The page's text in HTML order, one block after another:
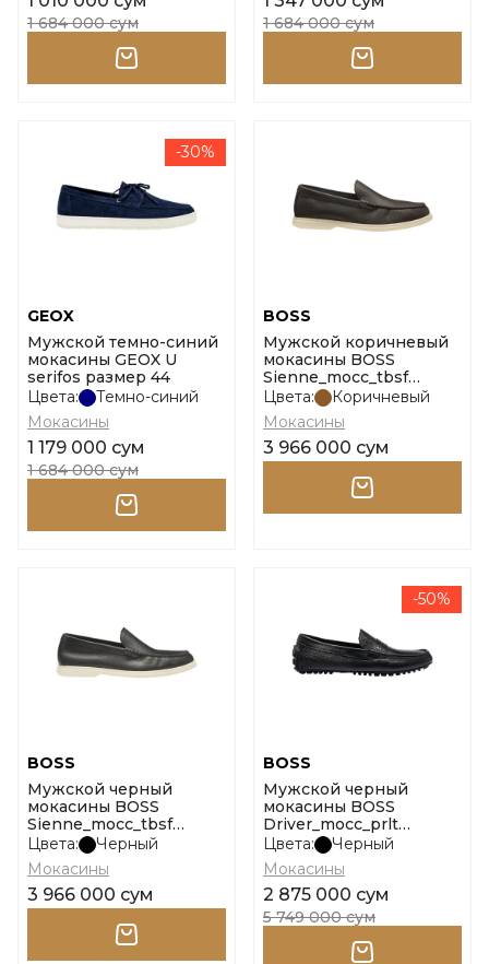
1 684 000 сум 1 684 000 сум
-30%
GEOX
Мужской темно-синий
мокасины GEOX U
serifos размер 44
Цвета:
Темно-синий
Мокасины
1 179 000 сум
1 684 000 сум
BOSS
Мужской коричневый
мокасины BOSS
Sienne_mocc_tbsf
10269710 01 размер 43
Цвета:
Коричневый
Мокасины
3 966 000 сум
BOSS
Мужской черный
мокасины BOSS
Sienne_mocc_tbsf
10269710 01 размер 43
Цвета:
Черный
Мокасины
3 966 000 сум
-50%
BOSS
Мужской черный
мокасины BOSS
Driver_mocc_prlt
10254297 01 размер 11
Цвета:
Черный
Мокасины
2 875 000 сум
5 749 000 сум